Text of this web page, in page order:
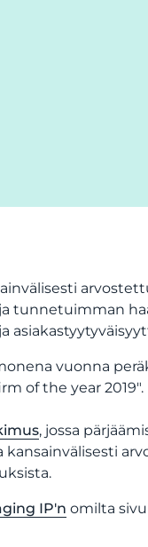
tunnetuimman
vuonna
of the year
, jossa
kansainvälisesti
IP'n omilta